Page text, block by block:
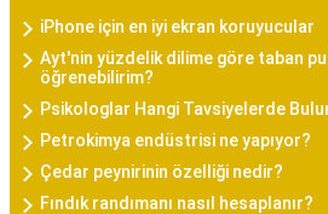
iPhone için en iyi ekran koruyucular
Ayt'nin yüzdelik dilime göre taban
öğrenebilirim?
Psikologlar Hangi Tavsiyelerde
Petrokimya endüstrisi ne yapıyor?
Çedar peynirinin özelliği nedir?
Fındık randımanı nasıl hesaplanır?